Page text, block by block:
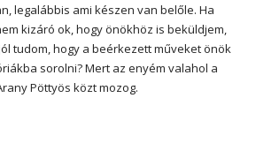
legalábbis ami készen van belőle. Ha
kizáró ok, hogy önökhöz is beküldjem,
tudom, hogy a beérkezett műveket önök
sorolni? Mert az enyém valahol a
Pöttyös közt mozog.